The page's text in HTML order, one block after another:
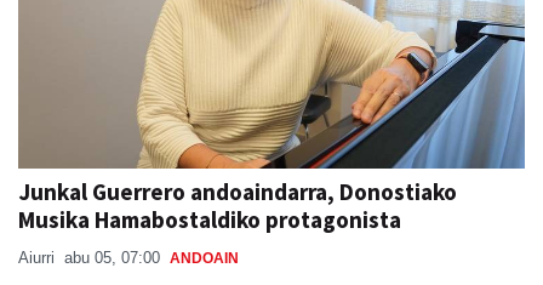
Junkal Guerrero andoaindarra, Donostiako
Musika Hamabostaldiko protagonista
Aiurri abu 05, 07:00 ANDOAIN